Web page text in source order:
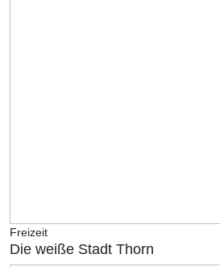
Freizeit
Die weiße Stadt Thorn